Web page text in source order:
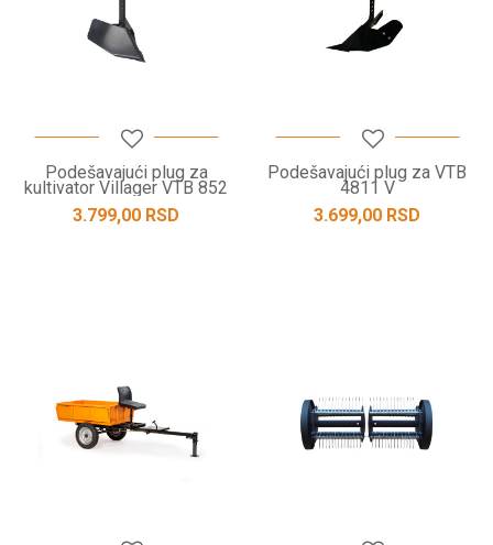
Podešavajući plug za
kultivator Villager VTB 852
3.799,00 RSD
Podešavajući plug za VTB
4811 V
3.699,00 RSD